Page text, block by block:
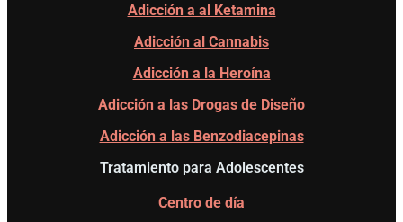
Adicción a al Ketamina
Adicción al Cannabis
Adicción a la Heroína
Adicción a las Drogas de Diseño
Adicción a las Benzodiacepinas
Tratamiento para Adolescentes
Centro de día